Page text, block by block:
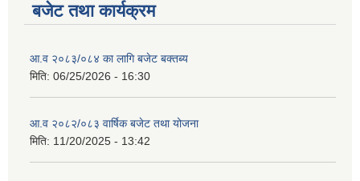
बजेट तथा कार्यक्रम
आ.व २०८३/०८४ का लागि बजेट बक्तब्य
मिति: 06/25/2026 - 16:30
आ.व २०८२/०८३ वार्षिक बजेट तथा योजना
मिति: 11/20/2025 - 13:42